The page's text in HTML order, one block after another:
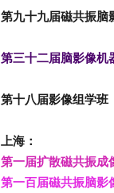
第九十九届磁共振脑
第三十二届脑影像机
第十八届影像组学班
上海：
第一届扩散磁共振成
第一百届磁共振脑影